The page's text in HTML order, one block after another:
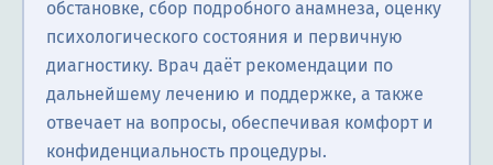
обстановке, сбор подробного анамнеза, оценку
психологического состояния и первичную
диагностику. Врач даёт рекомендации по
дальнейшему лечению и поддержке, а также
отвечает на вопросы, обеспечивая комфорт и
конфиденциальность процедуры.